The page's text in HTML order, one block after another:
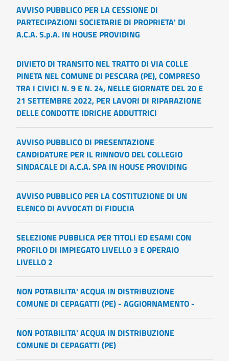
AVVISO PUBBLICO PER LA CESSIONE DI
PARTECIPAZIONI SOCIETARIE DI PROPRIETA' DI
A.C.A. S.p.A. IN HOUSE PROVIDING
DIVIETO DI TRANSITO NEL TRATTO DI VIA COLLE
PINETA NEL COMUNE DI PESCARA (PE), COMPRESO
TRA I CIVICI N. 9 E N. 24, NELLE GIORNATE DEL 20 E
21 SETTEMBRE 2022, PER LAVORI DI RIPARAZIONE
DELLE CONDOTTE IDRICHE ADDUTTRICI
AVVISO PUBBLICO DI PRESENTAZIONE
CANDIDATURE PER IL RINNOVO DEL COLLEGIO
SINDACALE DI A.C.A. SPA IN HOUSE PROVIDING
AVVISO PUBBLICO PER LA COSTITUZIONE DI UN
ELENCO DI AVVOCATI DI FIDUCIA
SELEZIONE PUBBLICA PER TITOLI ED ESAMI CON
PROFILO DI IMPIEGATO LIVELLO 3 E OPERAIO
LIVELLO 2
NON POTABILITA' ACQUA IN DISTRIBUZIONE
COMUNE DI CEPAGATTI (PE) - AGGIORNAMENTO -
NON POTABILITA' ACQUA IN DISTRIBUZIONE
COMUNE DI CEPAGATTI (PE)